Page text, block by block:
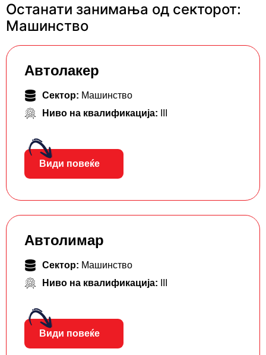
Останати занимања од секторот:
Машинство
Автолакер
Сектор: Машинство
Ниво на квалификација:
Види повеќе
Автолимар
Сектор: Машинство
Ниво на квалификација:
Види повеќе